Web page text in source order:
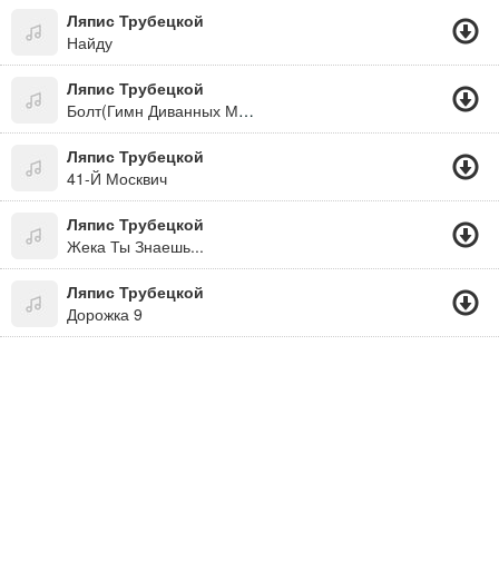
Ляпис Трубецкой
Найду
Ляпис Трубецкой
Болт(Гимн Диванных Мечтателей)
Ляпис Трубецкой
41-Й Москвич
Ляпис Трубецкой
Жека Ты Знаешь...
Ляпис Трубецкой
Дорожка 9